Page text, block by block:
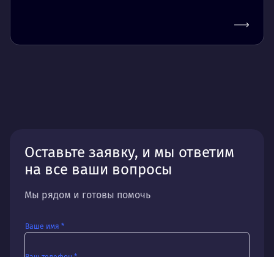
Оставьте заявку, и мы ответим
на все ваши вопросы
Мы рядом и готовы помочь
Ваше имя *